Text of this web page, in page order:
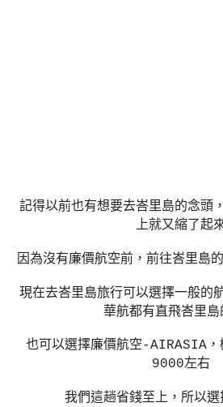
記得以前也有想要去峇里島的念頭
上就又縮了起
因為沒有廉價航空前，前往峇里島
現在去峇里島旅行可以選擇一般的
華航都有直飛峇里島
也可以選擇廉價航空-AIRASIA
9000左右
我們這趟省錢至上，所以